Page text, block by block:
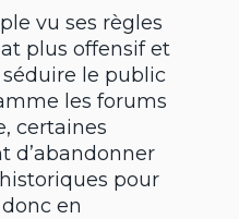
vu ses règles
plus offensif et
le public
les forums
certaines
d’abandonner
pour
en